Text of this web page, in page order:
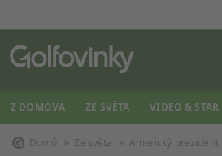
Z DOMOVA ZE SVĚTA VIDEO & STAR
Domů Ze světa Americký prezident